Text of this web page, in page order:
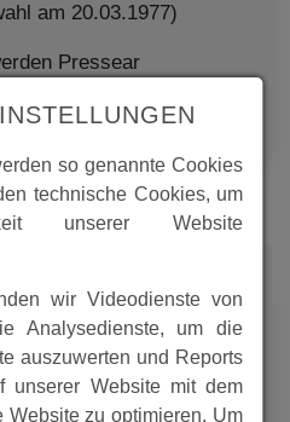
am 20.03.1977)
Pressear
10. Wahlperiode
so genannte Cookies
technische Cookies, um
unserer Website
wir Videodienste von
Analysedienste, um die
auszuwerten und Reports
unserer Website mit dem
zu optimieren. Um